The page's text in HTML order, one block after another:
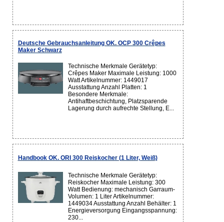
Deutsche Gebrauchsanleitung OK. OCP 300 Crêpes
Maker Schwarz
Technische Merkmale Gerätetyp:
Crêpes Maker Maximale Leistung: 1000
Watt Artikelnummer: 1449017
Ausstattung Anzahl Platten: 1
Besondere Merkmale:
Antihaftbeschichtung, Platzsparende
Lagerung durch aufrechte Stellung, E...
Handbook OK. ORI 300 Reiskocher (1 Liter, Weiß)
Technische Merkmale Gerätetyp:
Reiskocher Maximale Leistung: 300
Watt Bedienung: mechanisch Garraum-
Volumen: 1 Liter Artikelnummer:
1449034 Ausstattung Anzahl Behälter: 1
Energieversorgung Eingangsspannung:
230...